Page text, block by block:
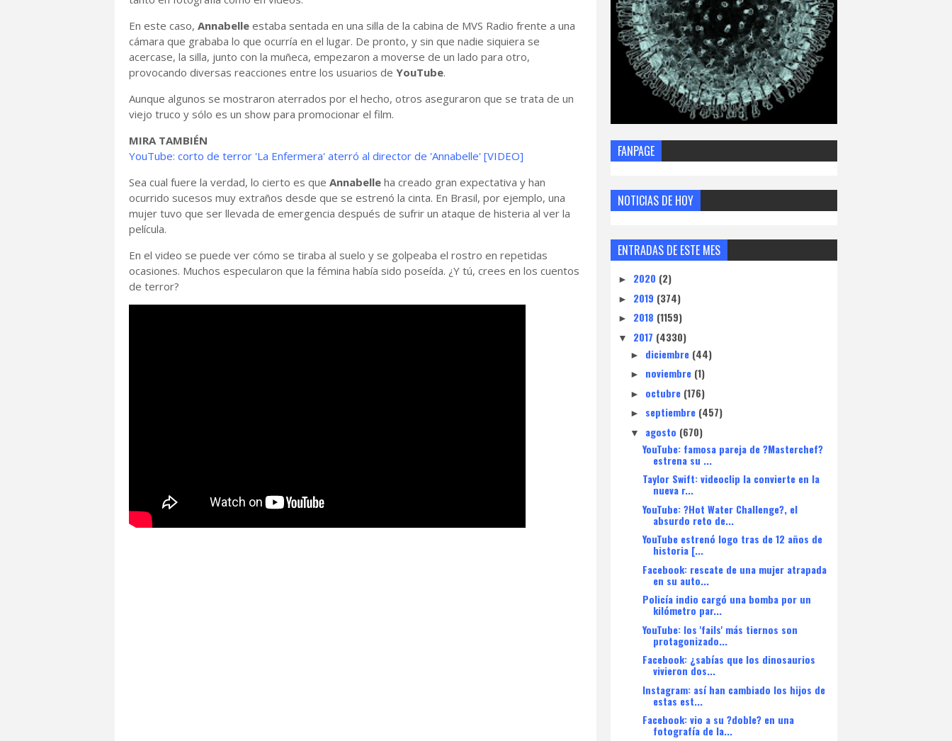
En este caso, Annabelle estaba sentada en una silla de la cabina de MVS Radio frente a una
cámara que grababa lo que ocurría en el lugar. De pronto, y sin que nadie siquiera se
acercase, la silla, junto con la muñeca, empezaron a moverse de un lado para otro,
provocando diversas reacciones entre los usuarios de YouTube.
Aunque algunos se mostraron aterrados por el hecho, otros aseguraron que se trata de un
viejo truco y sólo es un show para promocionar el film.
MIRA TAMBIÉN
YouTube: corto de terror 'La Enfermera' aterró al director de 'Annabelle' [VIDEO]
Sea cual fuere la verdad, lo cierto es que Annabelle ha creado gran expectativa y han
ocurrido sucesos muy extraños desde que se estrenó la cinta. En Brasil, por ejemplo, una
mujer tuvo que ser llevada de emergencia después de sufrir un ataque de histeria al ver la
película.
En el video se puede ver cómo se tiraba al suelo y se golpeaba el rostro en repetidas
ocasiones. Muchos especularon que la fémina había sido poseída. ¿Y tú, crees en los cuentos
de terror?
FANPAGE
NOTICIAS DE HOY
ENTRADAS DE ESTE MES
► 2020 (2)
► 2019 (374)
► 2018 (1159)
▼ 2017 (4330)
► diciembre (44)
► noviembre (1)
► octubre (176)
► septiembre (457)
▼ agosto (670)
YouTube: famosa pareja de ?Masterchef?
estrena su ...
Taylor Swift: videoclip la convierte en la
nueva r...
YouTube: ?Hot Water Challenge?, el
absurdo reto de...
YouTube estrenó logo tras de 12 años de
historia [...
Facebook: rescate de una mujer atrapada
en su auto...
Policía indio cargó una bomba por un
kilómetro par...
YouTube: los 'fails' más tiernos son
protagonizado...
Facebook: ¿sabías que los dinosaurios
vivieron dos...
Instagram: así han cambiado los hijos de
estas est...
Facebook: vio a su ?doble? en una
fotografía de la...